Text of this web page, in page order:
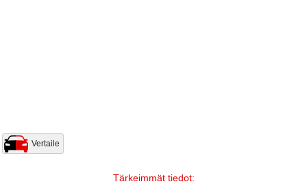
Vertaile
Tärkeimmät tiedot: